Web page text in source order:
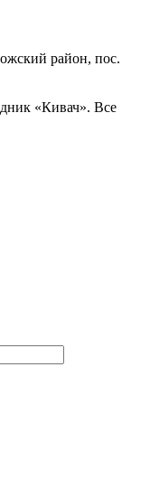
район, пос.
«Кивач». Все